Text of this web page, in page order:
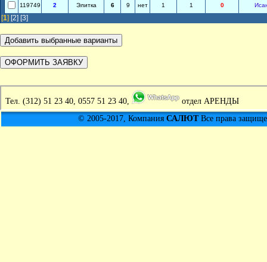
119749 2 Элитка 6 9 нет 1 1 0
[1] [2] [3]
Тел. (312) 51 23 40, 0557 51 23 40,
отдел АРЕНДЫ
© 2005-2017, Компания САЛЮТВсе права